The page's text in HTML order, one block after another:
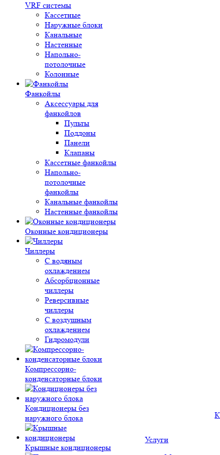
VRF системы
Кассетные
Наружные блоки
Канальные
Настенные
Напольно-
потолочные
Колонные
Фанкойлы
Аксессуары для
фанкойлов
Пульты
Поддоны
Панели
Клапаны
Кассетные фанкойлы
Напольно-
потолочные
фанкойлы
Канальные фанкойлы
Настенные фанкойлы
Оконные кондиционеры
Чиллеры
С водяным
охлаждением
Абсорбционные
чиллеры
Реверсивные
чиллеры
С воздушным
охлаждением
Гидромодули
Компрессорно-
конденсаторные блоки
Кондиционеры без
наружного блока
Крышные кондиционеры
Услуги